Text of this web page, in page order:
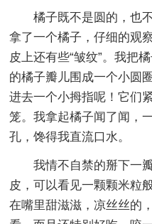
橘子既不是圆的，也
拿了一个橘子，仔细的观
皮上还有些“皱纹”。我把
的橘子瓣儿围成一个小圆
进去一个小拇指呢！它们
笼。我拿起橘子闻了闻，
孔，馋得我直流口水。
我情不自禁的掰下一
皮，可以看见一颗颗米粒
在嘴里甜滋滋，凉丝丝的